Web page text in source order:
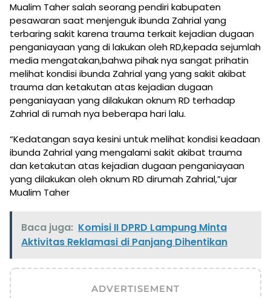
Mualim Taher salah seorang pendiri kabupaten
pesawaran saat menjenguk ibunda Zahrial yang
terbaring sakit karena trauma terkait kejadian dugaan
penganiayaan yang di lakukan oleh RD,kepada sejumlah
media mengatakan,bahwa pihak nya sangat prihatin
melihat kondisi ibunda Zahrial yang yang sakit akibat
trauma dan ketakutan atas kejadian dugaan
penganiayaan yang dilakukan oknum RD terhadap
Zahrial di rumah nya beberapa hari lalu.
“Kedatangan saya kesini untuk melihat kondisi keadaan
ibunda Zahrial yang mengalami sakit akibat trauma
dan ketakutan atas kejadian dugaan penganiayaan
yang dilakukan oleh oknum RD dirumah Zahrial,”ujar
Mualim Taher
Baca juga: Komisi II DPRD Lampung Minta
Aktivitas Reklamasi di Panjang Dihentikan
ADVERTISEMENT